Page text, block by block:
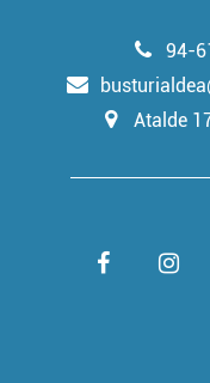
94-
Atalde